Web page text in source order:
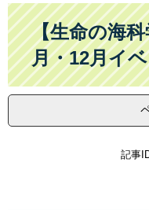
す
。
し
て
本
文
へ
本
文
【生命の海
月・12月イ
記事